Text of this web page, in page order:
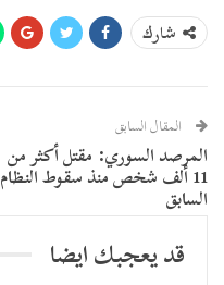
شارك
المقال السابق
المرصد السوري: مقتل أكثر من
11 ألف شخص منذ سقوط النظام
السابق
قد يعجبك ايضا